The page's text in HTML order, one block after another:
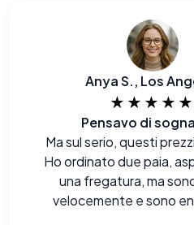
Anya S., Los
★★★★★
Pensavo di
Ma sul serio, questi
Ho ordinato due paia,
una fregatura, ma
velocemente e sono